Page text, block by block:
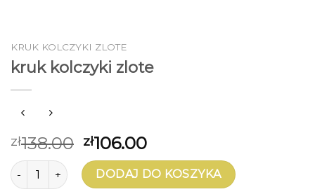
KRUK KOLCZYKI ZLOTE
kruk kolczyki zlote
zł138.00 zł106.00
ilość kruk kolczyki zloteDODAJ DO KOSZYKA